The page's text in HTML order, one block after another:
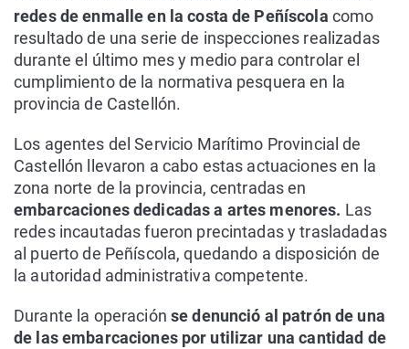
redes de enmalle en la costa de Peñíscola como
resultado de una serie de inspecciones realizadas
durante el último mes y medio para controlar el
cumplimiento de la normativa pesquera en la
provincia de Castellón.
Los agentes del Servicio Marítimo Provincial de
Castellón llevaron a cabo estas actuaciones en la
zona norte de la provincia, centradas en
embarcaciones dedicadas a artes menores. Las
redes incautadas fueron precintadas y trasladadas
al puerto de Peñíscola, quedando a disposición de
la autoridad administrativa competente.
Durante la operación se denunció al patrón de una
de las embarcaciones por utilizar una cantidad de